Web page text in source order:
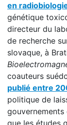
en
génétique
directeur du
de recherche
slovaque, à
coauteurs
publié entre
politique de
que les études